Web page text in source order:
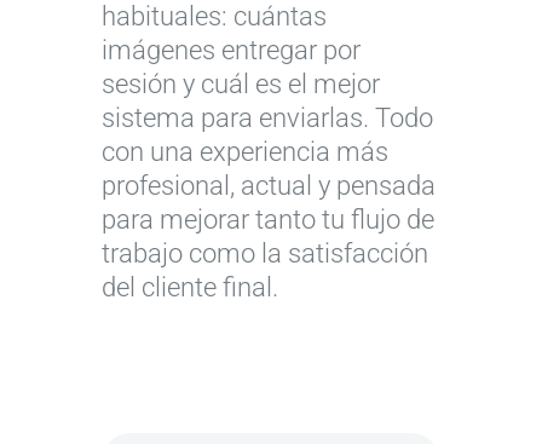
habituales: cuántas
imágenes entregar por
sesión y cuál es el mejor
sistema para enviarlas. Todo
con una experiencia más
profesional, actual y pensada
para mejorar tanto tu flujo de
trabajo como la satisfacción
del cliente final.